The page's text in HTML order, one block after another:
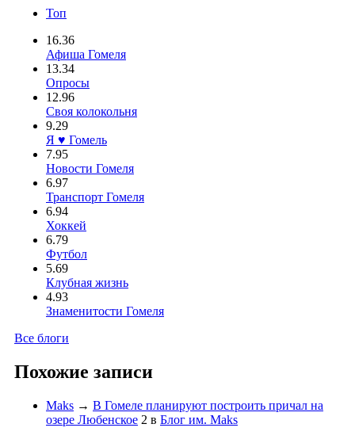
Топ
16.36
Афиша Гомеля
13.34
Опросы
12.96
Своя колокольня
9.29
Я ♥ Гомель
7.95
Новости Гомеля
6.97
Транспорт Гомеля
6.94
Хоккей
6.79
Футбол
5.69
Клубная жизнь
4.93
Знаменитости Гомеля
Все блоги
Похожие записи
Maks → В Гомеле планируют построить причал на
озере Любенское 2 в Блог им. Maks